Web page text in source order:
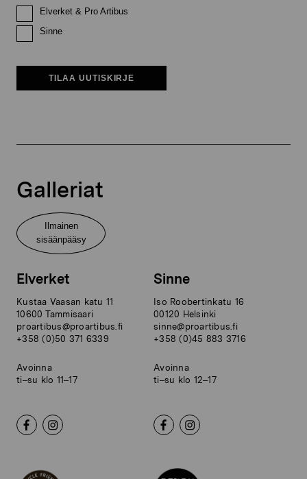
Elverket & Pro Artibus
Sinne
TILAA UUTISKIRJE
Galleriat
Ilmainen
sisäänpääsy
Elverket
Kustaa Vaasan katu 11
10600 Tammisaari
proartibus@proartibus.fi
+358 (0)50 371 6339
Avoinna
ti–su klo 11–17
Sinne
Iso Roobertinkatu 16
00120 Helsinki
sinne@proartibus.fi
+358 (0)45 883 3716
Avoinna
ti–su klo 12–17